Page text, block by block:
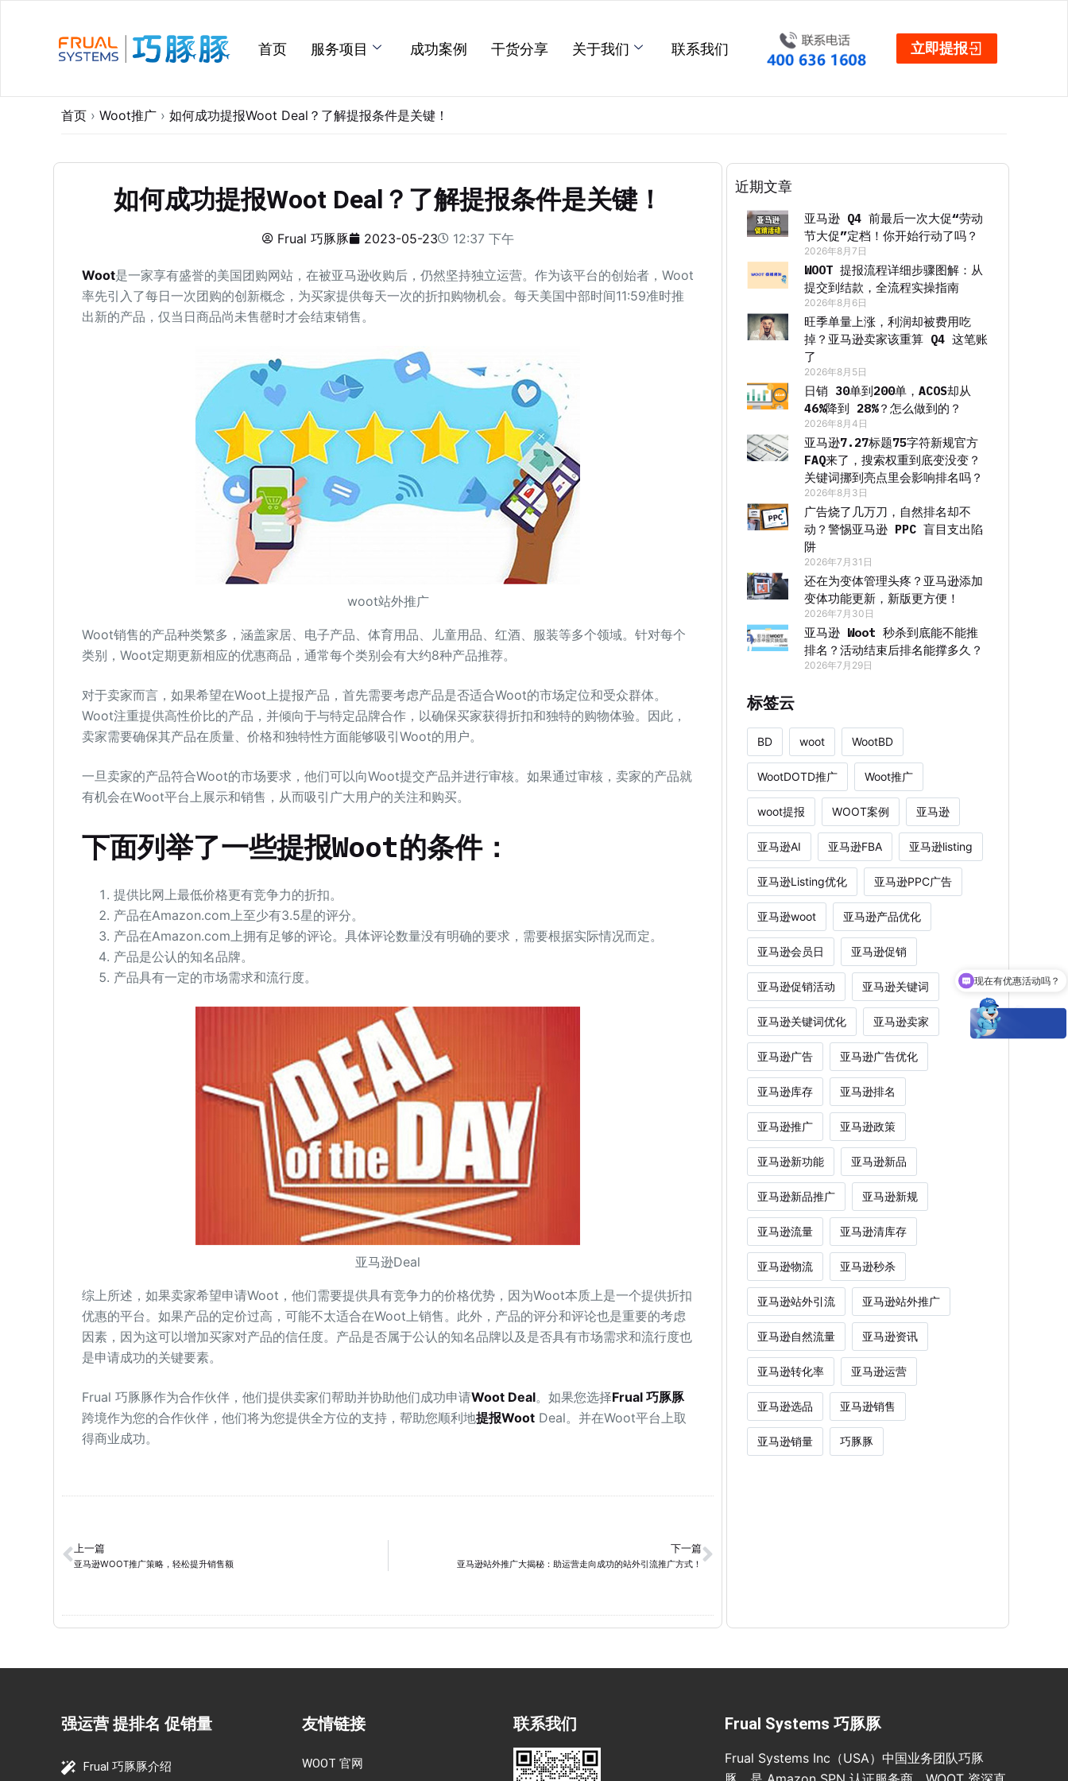
首页 服务项目 成功案例 干货分享 关于我们 联系我们 立即提报
首页 › Woot推广 › 如何成功提报Woot Deal？了解提报条件是关键！
如何成功提报Woot Deal？了解提报条件是关键！
Frual 巧豚豚 2023-05-23 12:37 下午
Woot是一家享有盛誉的美国团购网站，在被亚马逊收购后，仍然坚持独立运营。作为该平台的创始者，Woot
率先引入了每日一次团购的创新概念，为买家提供每天一次的折扣购物机会。每天美国中部时间11:59准时推
出新的产品，仅当日商品尚未售罄时才会结束销售。
woot站外推广
Woot销售的产品种类繁多，涵盖家居、电子产品、体育用品、儿童用品、红酒、服装等多个领域。针对每个
类别，Woot定期更新相应的优惠商品，通常每个类别会有大约8种产品推荐。
对于卖家而言，如果希望在Woot上提报产品，首先需要考虑产品是否适合Woot的市场定位和受众群体。
Woot注重提供高性价比的产品，并倾向于与特定品牌合作，以确保买家获得折扣和独特的购物体验。因此，
卖家需要确保其产品在质量、价格和独特性方面能够吸引Woot的用户。
一旦卖家的产品符合Woot的市场要求，他们可以向Woot提交产品并进行审核。如果通过审核，卖家的产品就
有机会在Woot平台上展示和销售，从而吸引广大用户的关注和购买。
下面列举了一些提报Woot的条件：
提供比网上最低价格更有竞争力的折扣。
产品在Amazon.com上至少有3.5星的评分。
产品在Amazon.com上拥有足够的评论。具体评论数量没有明确的要求，需要根据实际情况而定。
产品是公认的知名品牌。
产品具有一定的市场需求和流行度。
亚马逊Deal
综上所述，如果卖家希望申请Woot，他们需要提供具有竞争力的价格优势，因为Woot本质上是一个提供折扣
优惠的平台。如果产品的定价过高，可能不太适合在Woot上销售。此外，产品的评分和评论也是重要的考虑
因素，因为这可以增加买家对产品的信任度。产品是否属于公认的知名品牌以及是否具有市场需求和流行度也
是申请成功的关键要素。
Frual 巧豚豚作为合作伙伴，他们提供卖家们帮助并协助他们成功申请Woot Deal。如果您选择Frual 巧豚豚
跨境作为您的合作伙伴，他们将为您提供全方位的支持，帮助您顺利地提报WootDeal。并在Woot平台上取
得商业成功。
上一篇
亚马逊WOOT推广策略，轻松提升销售额
下一篇
亚马逊站外推广大揭秘：助运营走向成功的站外引流推广方式！
近期文章
亚马逊 Q4 前最后一次大促“劳动
节大促”定档！你开始行动了吗？
2026年8月7日
WOOT 提报流程详细步骤图解：从
提交到结款，全流程实操指南
2026年8月6日
旺季单量上涨，利润却被费用吃
掉？亚马逊卖家该重算 Q4 这笔账
了
2026年8月5日
日销 30单到200单，ACOS却从
46%降到 28%？怎么做到的？
2026年8月4日
亚马逊7.27标题75字符新规官方
FAQ来了，搜索权重到底变没变？
关键词挪到亮点里会影响排名吗？
2026年8月3日
广告烧了几万刀，自然排名却不
动？警惕亚马逊 PPC 盲目支出陷
阱
2026年7月31日
还在为变体管理头疼？亚马逊添加
变体功能更新，新版更方便！
2026年7月30日
亚马逊 Woot 秒杀到底能不能推
排名？活动结束后排名能撑多久？
2026年7月29日
标签云
BD woot WootBD
WootDOTD推广 Woot推广
woot提报 WOOT案例 亚马逊
亚马逊AI 亚马逊FBA 亚马逊listing
亚马逊Listing优化 亚马逊PPC广告
亚马逊woot 亚马逊产品优化
亚马逊会员日 亚马逊促销
亚马逊促销活动 亚马逊关键词
亚马逊关键词优化 亚马逊卖家
亚马逊广告 亚马逊广告优化
亚马逊库存 亚马逊排名
亚马逊推广 亚马逊政策
亚马逊新功能 亚马逊新品
亚马逊新品推广 亚马逊新规
亚马逊流量 亚马逊清库存
亚马逊物流 亚马逊秒杀
亚马逊站外引流 亚马逊站外推广
亚马逊自然流量 亚马逊资讯
亚马逊转化率 亚马逊运营
亚马逊选品 亚马逊销售
亚马逊销量 巧豚豚
强运营 提排名 促销量
Frual 巧豚豚介绍
友情链接
WOOT 官网
联系我们 Frual Systems 巧豚豚
Frual Systems Inc（USA）中国业务团队巧豚
现在有优惠活动吗？